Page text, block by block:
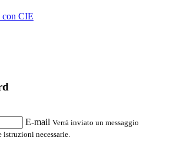
con CIE
E-mail Verrà inviato un messaggio
necessarie.